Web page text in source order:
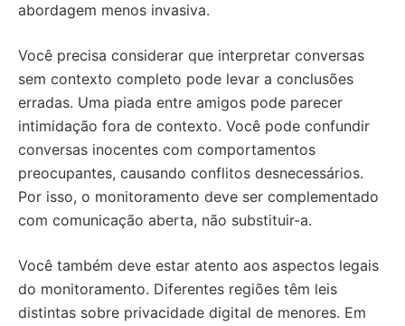
abordagem menos invasiva.
Você precisa considerar que interpretar conversas
sem contexto completo pode levar a conclusões
erradas. Uma piada entre amigos pode parecer
intimidação fora de contexto. Você pode confundir
conversas inocentes com comportamentos
preocupantes, causando conflitos desnecessários.
Por isso, o monitoramento deve ser complementado
com comunicação aberta, não substituir-a.
Você também deve estar atento aos aspectos legais
do monitoramento. Diferentes regiões têm leis
distintas sobre privacidade digital de menores. Em